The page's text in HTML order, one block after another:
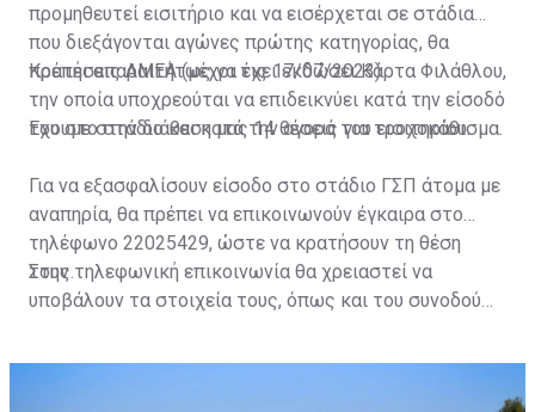
προμηθευτεί εισιτήριο και να εισέρχεται σε στάδια
που διεξάγονται αγώνες πρώτης κατηγορίας, θα
πρέπει απαραιτήτως να έχει εκδώσει Κάρτα Φιλάθλου,
την οποία υποχρεούται να επιδεικνύει κατά την είσοδό
του στο στάδιο και κατά την αγορά του εισιτηρίου.
Κρατήσεις ΑΜΕΑ (μέχρι τις 17/07/2023)
Έχουμε στην διάθεση μας 14 θέσεις για τροχοκάθισμα.
Για να εξασφαλίσουν είσοδο στο στάδιο ΓΣΠ άτομα με
αναπηρία, θα πρέπει να επικοινωνούν έγκαιρα στο
τηλέφωνο 22025429, ώστε να κρατήσουν τη θέση
τους.
Στην τηλεφωνική επικοινωνία θα χρειαστεί να
υποβάλουν τα στοιχεία τους, όπως και του συνοδού